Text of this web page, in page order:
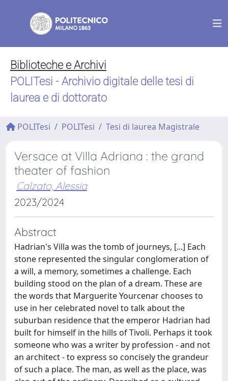
Biblioteche e Archivi
POLITesi - Archivio digitale delle tesi di
laurea e di dottorato
POLITesi POLITesi Tesi di laurea Magistrale
Versace at Villa Adriana : the grand
theater of fashion
Calzato, Alessia
2023/2024
Abstract
Hadrian's Villa was the tomb of journeys, [...] Each
stone represented the singular conglomeration of
a will, a memory, sometimes a challenge. Each
building stood on the plan of a dream. These are
the words that Marguerite Yourcenar chooses to
use in her celebrated novel to talk about the
suburban residence that the emperor Hadrian had
built for himself in the hills of Tivoli. Perhaps it took
someone who was a writer by profession - and not
an architect - to express so concisely the grandeur
of such a place. The man, as well as the place, was